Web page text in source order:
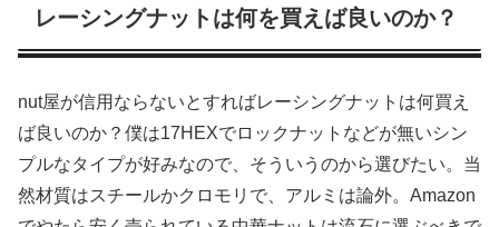
レーシングナットは何を買えば良いのか？
nut屋が信用ならないとすればレーシングナットは何買え
ば良いのか？僕は17HEXでロックナットなどが無いシン
プルなタイプが好みなので、そういうのから選びたい。当
然材質はスチールかクロモリで、アルミは論外。Amazon